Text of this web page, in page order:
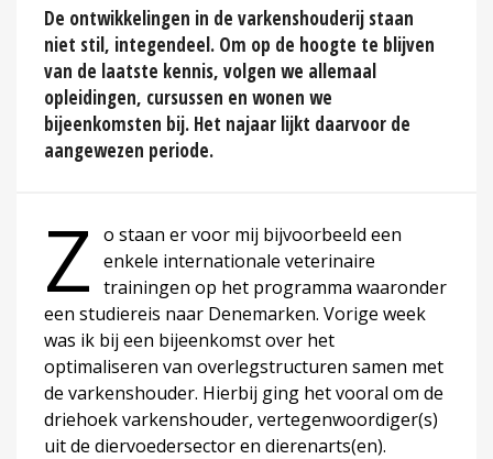
De ontwikkelingen in de varkenshouderij staan
niet stil, integendeel. Om op de hoogte te blijven
van de laatste kennis, volgen we allemaal
opleidingen, cursussen en wonen we
bijeenkomsten bij. Het najaar lijkt daarvoor de
aangewezen periode.
Z o staan er voor mij bijvoorbeeld een
enkele internationale veterinaire
trainingen op het programma waaronder
een studiereis naar Denemarken. Vorige week
was ik bij een bijeenkomst over het
optimaliseren van overlegstructuren samen met
de varkenshouder. Hierbij ging het vooral om de
driehoek varkenshouder, vertegenwoordiger(s)
uit de diervoedersector en dierenarts(en).